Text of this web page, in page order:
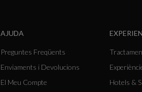
AJUDA
Preguntes Freqüents
Enviaments i Devolucions
El Meu Compte
Hotels &